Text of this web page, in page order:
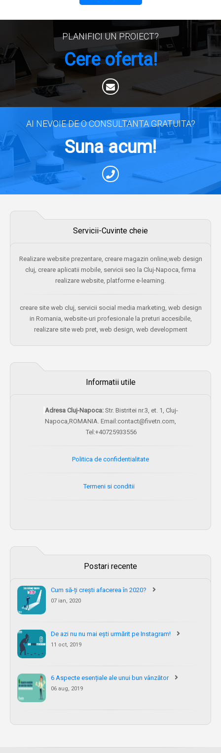
PLANIFICI UN PROIECT?
Cere oferta!
AI NEVOIE DE O CONSULTANTA GRATUITA?
Suna acum!
Servicii-Cuvinte cheie
Realizare website prezentare, creare magazin online,web design
cluj, creare aplicatii mobile, servicii seo la Cluj-Napoca, firma
realizare website, platforme e-learning.
creare site web cluj, servicii social media marketing, web design
in Romania, website-uri profesionale la preturi accesibile,
realizare site web pret, web design, web development
Informatii utile
Adresa Cluj-Napoca:Str. Bistritei nr.3, et. 1, Cluj-
Napoca,ROMANIA. Email:contact@fivetn.com,
Tel:+40725933556
Politica de confidentialitate
Termeni si conditii
Postari recente
Cum să-ți crești afacerea în 2020?
07 ian, 2020
De azi nu nu mai ești urmărit pe Instagram!
11 oct, 2019
6 Aspecte esențiale ale unui bun vânzător
06 aug, 2019